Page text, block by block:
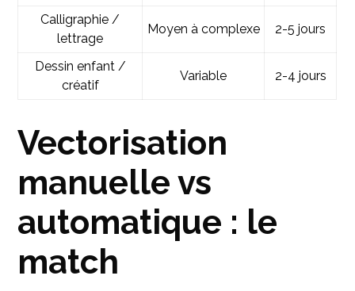
Calligraphie /
lettrage
Moyen à complexe 2-5 jours
Dessin enfant /
créatif
Variable 2-4 jours
Vectorisation
manuelle vs
automatique : le
match